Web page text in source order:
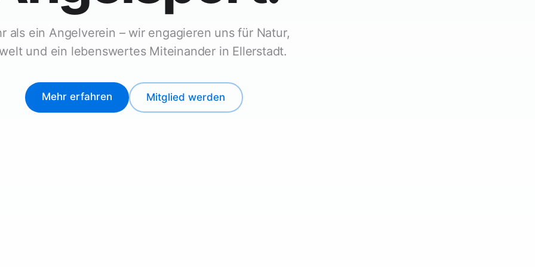
als ein Angelverein – wir engagieren uns für Natur,
und ein lebenswertes Miteinander in Ellerstadt.
Mehr erfahren Mitglied werden